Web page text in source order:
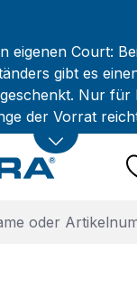
eigenen Court:
gibt es
Nur für
der Vorrat